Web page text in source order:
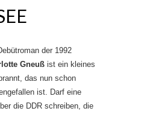
der 1992
Gneuß ist ein kleines
das nun schon
ist. Darf eine
die DDR schreiben, die